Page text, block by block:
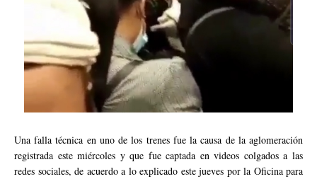
Una falla técnica en uno de los trenes fue la causa de la aglomeración
registrada este miércoles y que fue captada en videos colgados a las
redes sociales, de acuerdo a lo explicado este jueves por la Oficina para